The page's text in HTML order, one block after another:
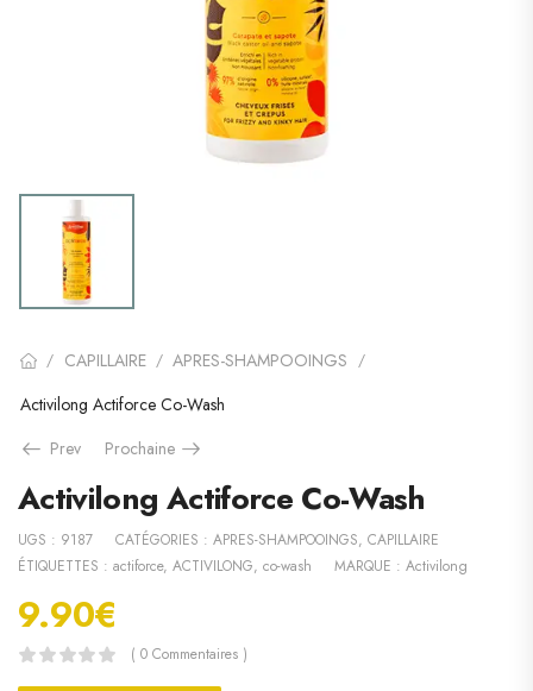
/ CAPILLAIRE / APRES-SHAMPOOINGS /
Activilong Actiforce Co-Wash
Prev
Prochaine
Activilong Actiforce Co-Wash
UGS : 9187 CATÉGORIES : APRES-SHAMPOOINGS, CAPILLAIRE
ÉTIQUETTES : actiforce, ACTIVILONG, co-wash MARQUE : Activilong
9.90€
( 0 Commentaires )